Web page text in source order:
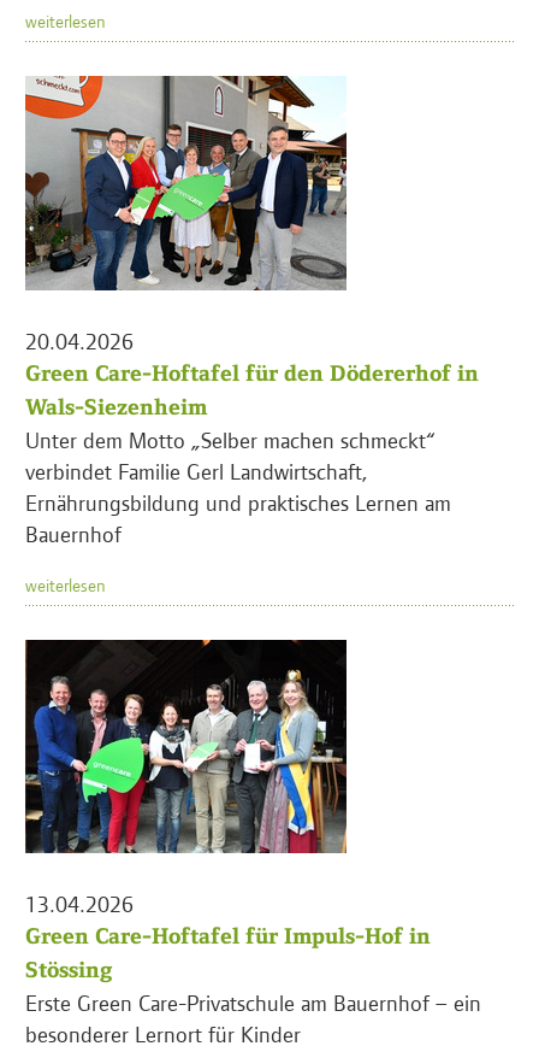
weiterlesen
20.04.2026
Green Care-Hoftafel für den Dödererhof in
Wals-Siezenheim
Unter dem Motto „Selber machen schmeckt“
verbindet Familie Gerl Landwirtschaft,
Ernährungsbildung und praktisches Lernen am
Bauernhof
weiterlesen
13.04.2026
Green Care-Hoftafel für Impuls-Hof in
Stössing
Erste Green Care-Privatschule am Bauernhof – ein
besonderer Lernort für Kinder